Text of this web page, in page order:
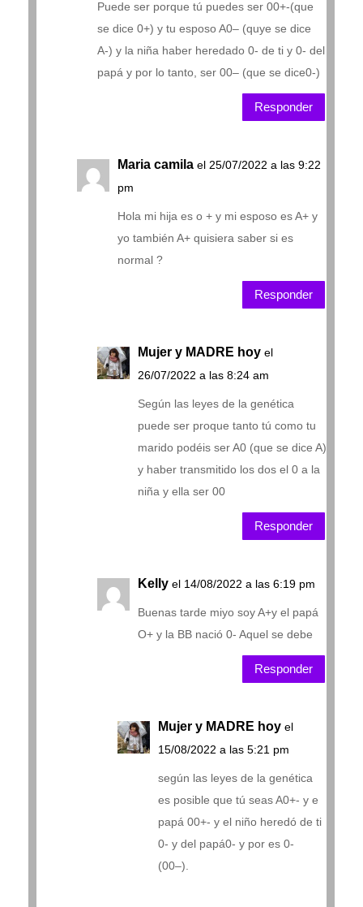
Puede ser porque tú puedes ser 00+-(que
se dice 0+) y tu esposo A0– (quye se dice
A-) y la niña haber heredado 0- de ti y 0- del
papá y por lo tanto, ser 00– (que se dice0-)
Responder
Maria camila el 25/07/2022 a las 9:22
pm
Hola mi hija es o + y mi esposo es A+ y
yo también A+ quisiera saber si es
normal ?
Responder
Mujer y MADRE hoy el
26/07/2022 a las 8:24 am
Según las leyes de la genética
puede ser proque tanto tú como tu
marido podéis ser A0 (que se dice A)
y haber transmitido los dos el 0 a la
niña y ella ser 00
Responder
Kelly el 14/08/2022 a las 6:19 pm
Buenas tarde miyo soy A+y el papá
O+ y la BB nació 0- Aquel se debe
Responder
Mujer y MADRE hoy el
15/08/2022 a las 5:21 pm
según las leyes de la genética
es posible que tú seas A0+- y e
papá 00+- y el niño heredó de ti
0- y del papá0- y por es 0-
(00–).